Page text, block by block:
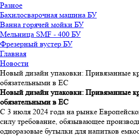
Разное
Бахилосварочная машина БУ
Ванна горячей мойки БУ
Мельница SMF - 400 БУ
Фрезерный вустер БУ
Главная
Новости
Новый дизайн упаковки: Привязанные
обязательными в ЕС
Новый дизайн упаковки: Привязанные
обязательными в ЕС
С 3 июля 2024 года на рынке
силу требование, обязывающее
одноразовые бутылки для напитков